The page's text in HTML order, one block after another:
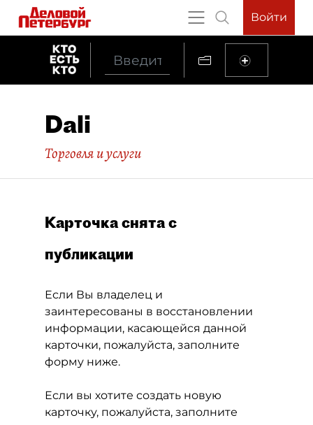
Войти
Dali
Торговля и услуги
Карточка снята с
публикации
Если Вы владелец и
заинтересованы в восстановлении
информации, касающейся данной
карточки, пожалуйста, заполните
форму ниже.
Если вы хотите создать новую
карточку, пожалуйста, заполните